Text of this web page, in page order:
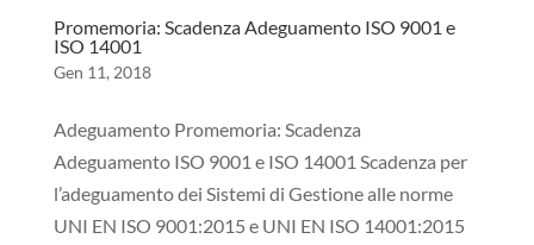
Promemoria: Scadenza Adeguamento ISO 9001 e
ISO 14001
Gen 11, 2018
Adeguamento Promemoria: Scadenza
Adeguamento ISO 9001 e ISO 14001 Scadenza per
l’adeguamento dei Sistemi di Gestione alle norme
UNI EN ISO 9001:2015 e UNI EN ISO 14001:2015